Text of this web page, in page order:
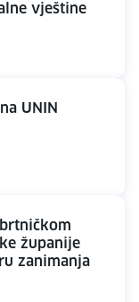
vještine
UNIN
županije
zanimanja